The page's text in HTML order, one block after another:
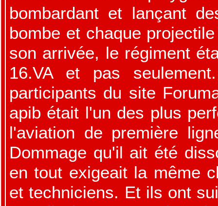
bombardant et lançant
bombe et chaque
son arrivée, le régiment
16.VA et pas
participants du site
apib était l'un des plus
l'aviation de première
Dommage qu'il ait été
en tout exigeait la même
et techniciens. Et ils ont